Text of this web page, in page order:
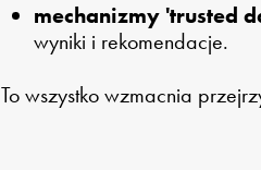
mechanizmy 'trusted
wyniki i rekomendacje.
To wszystko wzmacnia